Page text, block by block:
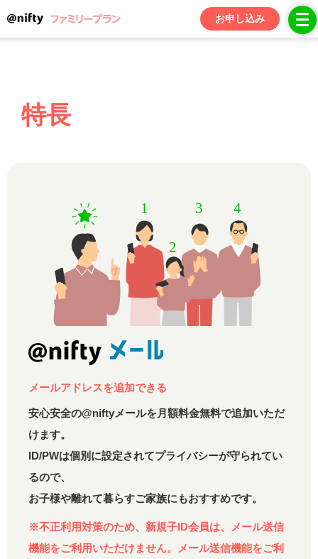
お申し込み
光回線やNifMoをご利用の場合、
お得になります。
特長
メールアドレスを追加できる
安心安全の@niftyメールを月額料金無料で追加いただ
けます。
ID/PWは個別に設定されてプライバシーが守られてい
るので、
お子様や離れて暮らすご家族にもおすすめです。
※不正利用対策のため、新規子ID会員は、メール送信
機能をご利用いただけません。メール送信機能をご利